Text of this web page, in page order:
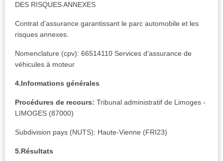
DES RISQUES ANNEXES
Contrat d'assurance garantissant le parc automobile et les
risques annexes.
Nomenclature (cpv): 66514110 Services d'assurance de
véhicules à moteur
4.Informations générales
Procédures de recours: Tribunal administratif de Limoges -
LIMOGES (87000)
Subdivision pays (NUTS): Haute-Vienne (FRI23)
5.Résultats